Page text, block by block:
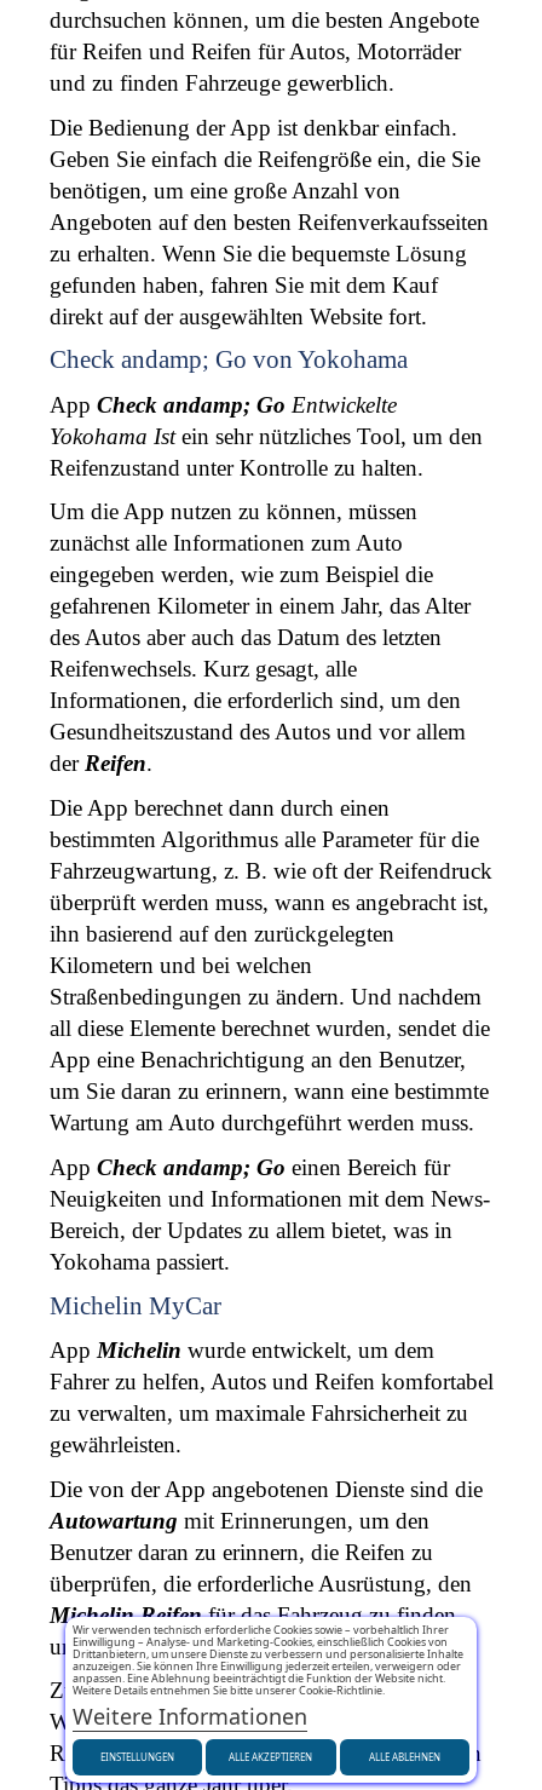
durchsuchen können, um die besten Angebote
für Reifen und Reifen für Autos, Motorräder
und zu finden Fahrzeuge gewerblich.
Die Bedienung der App ist denkbar einfach.
Geben Sie einfach die Reifengröße ein, die Sie
benötigen, um eine große Anzahl von
Angeboten auf den besten Reifenverkaufsseiten
zu erhalten. Wenn Sie die bequemste Lösung
gefunden haben, fahren Sie mit dem Kauf
direkt auf der ausgewählten Website fort.
Check andamp; Go von Yokohama
App Check andamp; Go Entwickelte
Yokohama Ist ein sehr nützliches Tool, um den
Reifenzustand unter Kontrolle zu halten.
Um die App nutzen zu können, müssen
zunächst alle Informationen zum Auto
eingegeben werden, wie zum Beispiel die
gefahrenen Kilometer in einem Jahr, das Alter
des Autos aber auch das Datum des letzten
Reifenwechsels. Kurz gesagt, alle
Informationen, die erforderlich sind, um den
Gesundheitszustand des Autos und vor allem
der Reifen.
Die App berechnet dann durch einen
bestimmten Algorithmus alle Parameter für die
Fahrzeugwartung, z. B. wie oft der Reifendruck
überprüft werden muss, wann es angebracht ist,
ihn basierend auf den zurückgelegten
Kilometern und bei welchen
Straßenbedingungen zu ändern. Und nachdem
all diese Elemente berechnet wurden, sendet die
App eine Benachrichtigung an den Benutzer,
um Sie daran zu erinnern, wann eine bestimmte
Wartung am Auto durchgeführt werden muss.
App Check andamp; Go einen Bereich für
Neuigkeiten und Informationen mit dem News-
Bereich, der Updates zu allem bietet, was in
Yokohama passiert.
Michelin MyCar
App Michelin wurde entwickelt, um dem
Fahrer zu helfen, Autos und Reifen komfortabel
zu verwalten, um maximale Fahrsicherheit zu
gewährleisten.
Die von der App angebotenen Dienste sind die
Autowartung mit Erinnerungen, um den
Benutzer daran zu erinnern, die Reifen zu
Michelin Reifen für das Fahrzeug zu finden
und den nächstgelegenen Händler anzugeben.
Zu den Zusatzleistungen gehören auch das
Wetter und Michelin-Tipps zur Wartung und
Reifenwahl, Fahrberatung, mit personalisierten
Tipps das ganze Jahr über.
Wir verwenden technisch erforderliche Cookies sowie – vorbehaltlich Ihrer
Einwilligung – Analyse- und Marketing-Cookies, einschließlich Cookies von
Drittanbietern, um unsere Dienste zu verbessern und personalisierte Inhalte
anzuzeigen. Sie können Ihre Einwilligung jederzeit erteilen, verweigern oder
anpassen. Eine Ablehnung beeinträchtigt die Funktion der Website nicht.
Weitere Details entnehmen Sie bitte unserer Cookie-Richtlinie.
Weitere Informationen
EINSTELLUNGEN ALLE ABLEHNEN
ALLE AKZEPTIEREN